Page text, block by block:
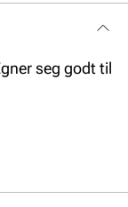
seg godt til